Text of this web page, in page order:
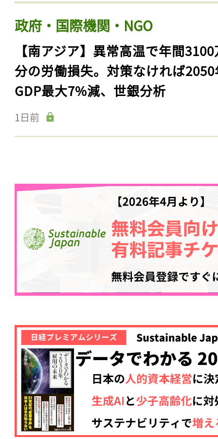
政府・国際機関・NGO
【南アジア】異常高温で年間
分の労働損失。対策なければ
GDP最大7%減、世銀分析
1日前